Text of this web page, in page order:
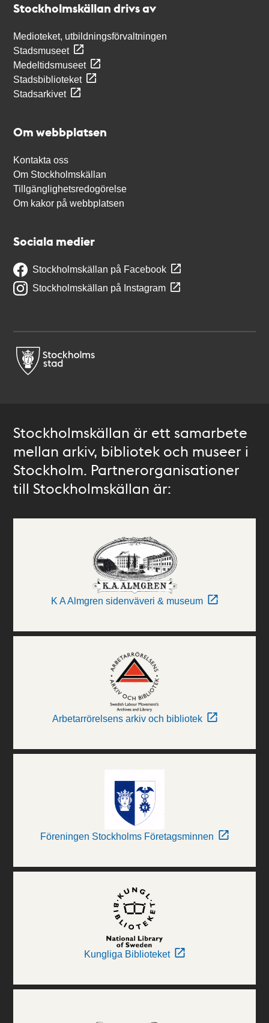
Stockholmskällan drivs av
Medioteket, utbildningsförvaltningen
Stadsmuseet
Medeltidsmuseet
Stadsbiblioteket
Stadsarkivet
Om webbplatsen
Kontakta oss
Om Stockholmskällan
Tillgänglighetsredogörelse
Om kakor på webbplatsen
Sociala medier
Stockholmskällan på Facebook
Stockholmskällan på Instagram
Stockholmskällan är ett samarbete
mellan arkiv, bibliotek och museer i
Stockholm. Partnerorganisationer
till Stockholmskällan är:
K A Almgren sidenväveri & museum
Arbetarrörelsens arkiv och bibliotek
Föreningen Stockholms Företagsminnen
Kungliga Biblioteket